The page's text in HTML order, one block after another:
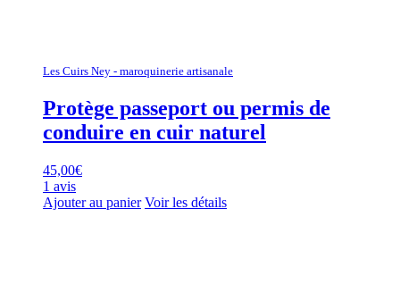
Les Cuirs Ney - maroquinerie artisanale
Protège passeport ou permis de
conduire en cuir naturel
45,00€
1 avis
Ajouter au panier Voir les détails